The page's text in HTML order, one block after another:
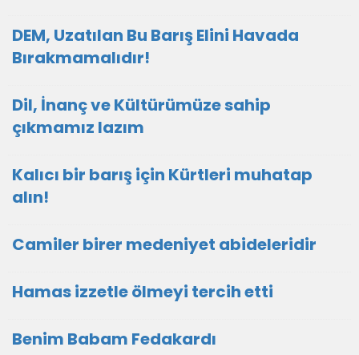
DEM, Uzatılan Bu Barış Elini Havada
Bırakmamalıdır!
Dil, İnanç ve Kültürümüze sahip
çıkmamız lazım
Kalıcı bir barış için Kürtleri muhatap
alın!
Camiler birer medeniyet abideleridir
Hamas izzetle ölmeyi tercih etti
Benim Babam Fedakardı